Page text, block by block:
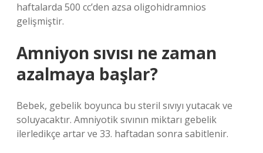
haftalarda 500 cc’den azsa oligohidramnios
gelişmiştir.
Amniyon sıvısı ne zaman
azalmaya başlar?
Bebek, gebelik boyunca bu steril sıvıyı yutacak ve
soluyacaktır. Amniyotik sıvının miktarı gebelik
ilerledikçe artar ve 33. haftadan sonra sabitlenir.